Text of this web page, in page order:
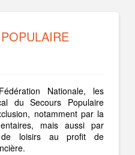
Nationale, les
du Secours Populaire
notamment par la
mais aussi par
de loisirs au profit de